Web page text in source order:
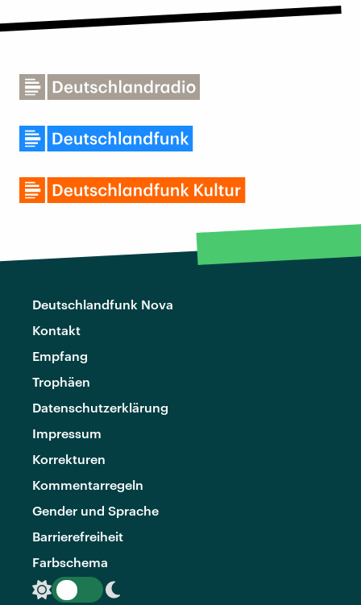
Deutschlandfunk Nova
Kontakt
Empfang
Trophäen
Datenschutzerklärung
Impressum
Korrekturen
Kommentarregeln
Gender und Sprache
Barrierefreiheit
Farbschema